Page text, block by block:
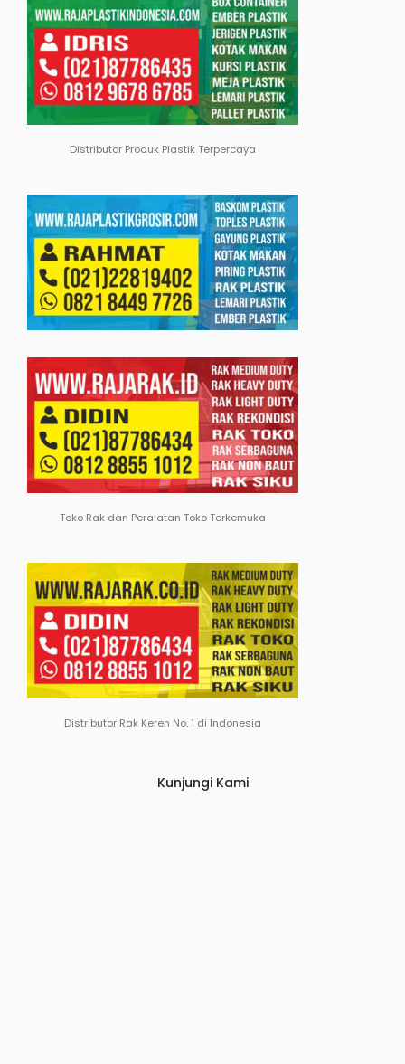
Distributor Produk Plastik Terpercaya
Toko Rak dan Peralatan Toko Terkemuka
Distributor Rak Keren No. 1 di Indonesia
Kunjungi Kami